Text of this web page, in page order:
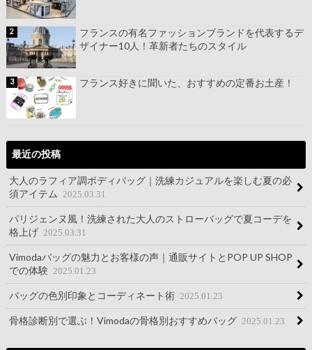
フランスの有名ファッションブランドを代表するデ
ザイナー10人！革新者たちのスタイル
フランス好きに聞いた、おすすめの定番お土産！
最近の投稿
大人のラフィア調ボディバッグ｜洗練カジュアルを楽しむ夏の必
須アイテム
2025.03.31
パリジェンヌ風！洗練された大人のストローバッグで夏コーデを
格上げ 2025.03.31
Vimodaバッグの魅力とお客様の声｜通販サイトとPOP UP SHOP
での体験 2025.01.23
バッグの色別印象とコーディネート術 2025.01.23
骨格診断別で選ぶ！Vimodaの骨格別おすすめバッグ 2025.01.23